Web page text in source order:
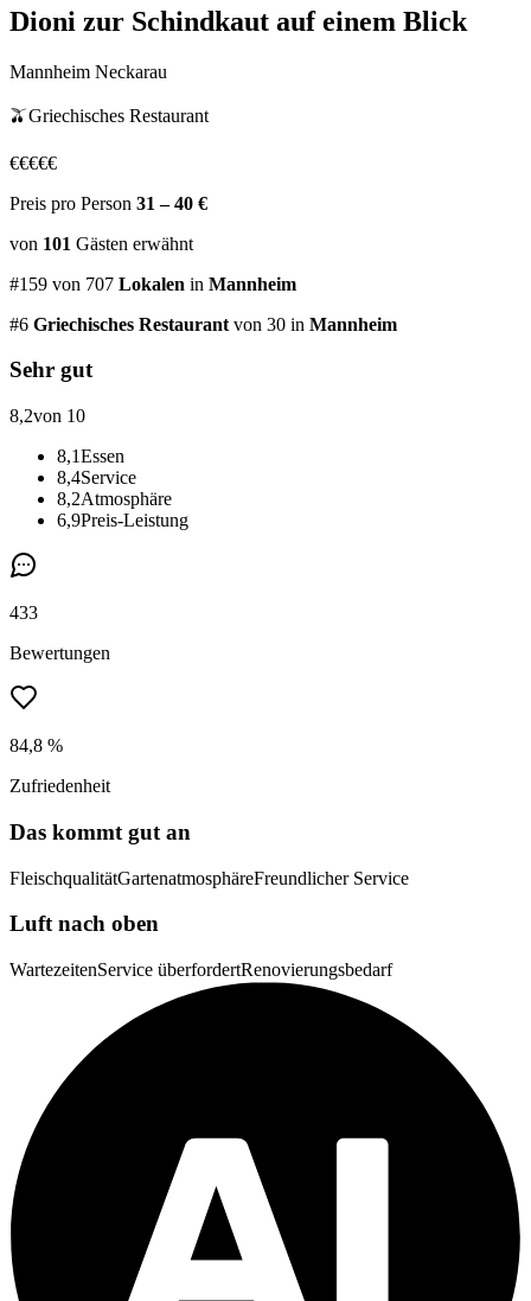
Dioni zur Schindkaut auf einem Blick
Mannheim Neckarau
🫒Griechisches Restaurant
€€€€€
Preis pro Person 31 – 40 €
von 101 Gästen erwähnt
#159 von 707 Lokalen in Mannheim
#6 Griechisches Restaurant von 30 in Mannheim
Sehr gut
8,2von 10
8,1Essen
8,4Service
8,2Atmosphäre
6,9Preis-Leistung
433
Bewertungen
84,8 %
Zufriedenheit
Das kommt gut an
FleischqualitätGartenatmosphäreFreundlicher Service
Luft nach oben
WartezeitenService überfordertRenovierungsbedarf